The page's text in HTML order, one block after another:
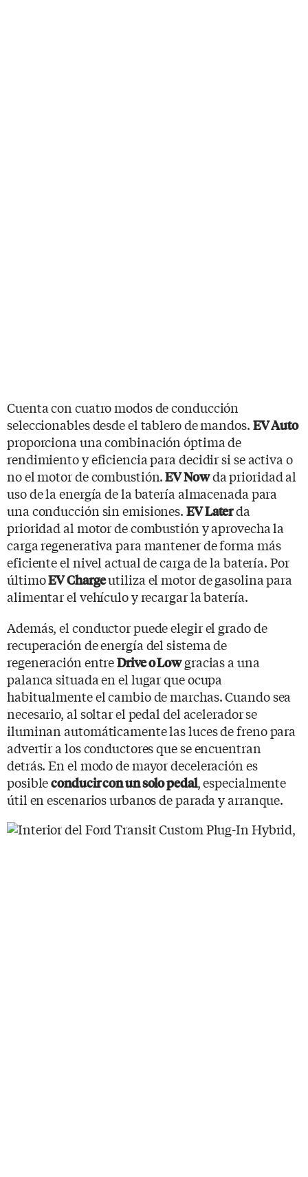
Cuenta con cuatro modos de conducción
seleccionables desde el tablero de mandos. EV Auto
proporciona una combinación óptima de
rendimiento y eficiencia para decidir si se activa o
no el motor de combustión.EV Nowda prioridad al
uso de la energía de la batería almacenada para
una conducción sin emisiones. EV Laterda
prioridad al motor de combustión y aprovecha la
carga regenerativa para mantener de forma más
eficiente el nivel actual de carga de la batería. Por
últimoEV Chargeutiliza el motor de gasolina para
alimentar el vehículo y recargar la batería.
Además, el conductor puede elegir el grado de
recuperación de energía del sistema de
regeneración entreDrive o Lowgracias a una
palanca situada en el lugar que ocupa
habitualmente el cambio de marchas. Cuando sea
necesario, al soltar el pedal del acelerador se
iluminan automáticamente las luces de freno para
advertir a los conductores que se encuentran
detrás. En el modo de mayor deceleración es
posibleconducir con un solo pedal, especialmente
útil en escenarios urbanos de parada y arranque.